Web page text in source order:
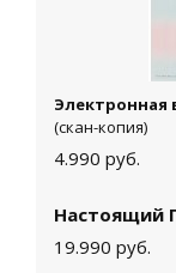
Электронная
(скан-копия)
4.990 руб.
Настоящий
19.990 руб.